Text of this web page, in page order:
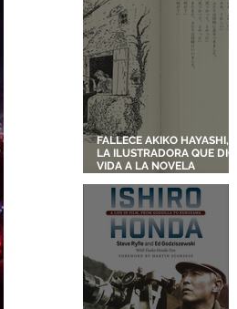
FALLECE AKIKO HAYASHI,
LA ILUSTRADORA QUE DIO
VIDA A LA NOVELA
DELIVERY SERVICE